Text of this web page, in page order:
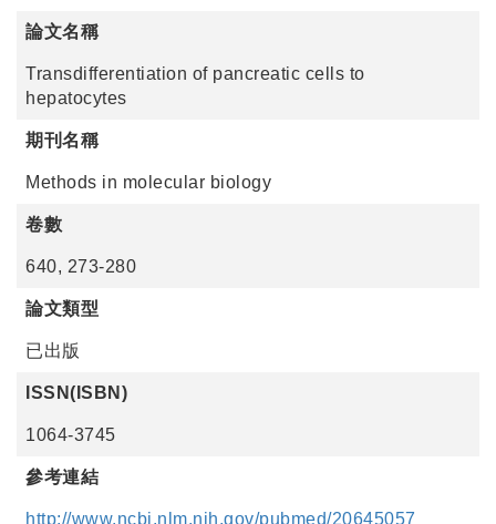
論文名稱
Transdifferentiation of pancreatic cells to
hepatocytes
期刊名稱
Methods in molecular biology
卷數
640, 273-280
論文類型
已出版
ISSN(ISBN)
1064-3745
參考連結
http://www.ncbi.nlm.nih.gov/pubmed/20645057